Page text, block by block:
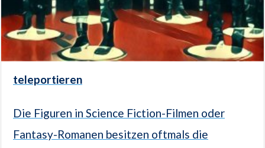
teleportieren
Die Figuren in Science Fiction-Filmen oder
Fantasy-Romanen besitzen oftmals die